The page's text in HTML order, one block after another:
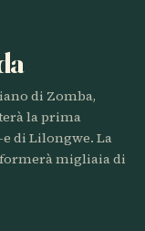
di Zomba,
la prima
di Lilongwe. La
migliaia di